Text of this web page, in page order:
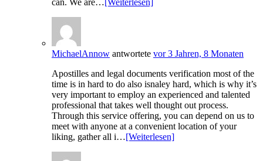
can. We are…[Weiterlesen]
MichaelAnnow antwortete vor 3 Jahren, 8 Monaten
Apostilles and legal documents verification most of the
time is in hard to do also isnaley hard, which is why it’s
very important to employ an experienced and talented
professional that takes well thought out process.
Through this service offering, you can depend on us to
meet with anyone at a convenient location of your
liking, gather all i…[Weiterlesen]